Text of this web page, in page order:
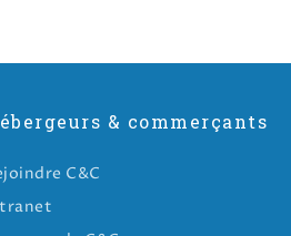
& commerçants
C&C